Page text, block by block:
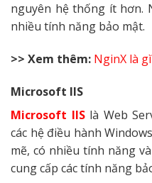
nguyên hệ thống ít hơn.
nhiều tính năng bảo mật.
>> Xem thêm: NginX là
Microsoft IIS
Microsoft IISlà Web
các hệ điều hành
mẽ, có nhiều tính năng
cung cấp các tính năng